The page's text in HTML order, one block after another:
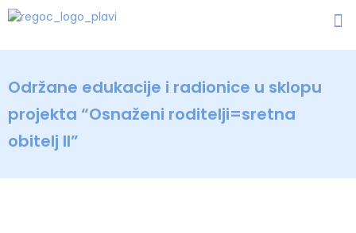
Održane edukacije i radionice u sklopu
projekta “Osnaženi roditelji=sretna
obitelj II”